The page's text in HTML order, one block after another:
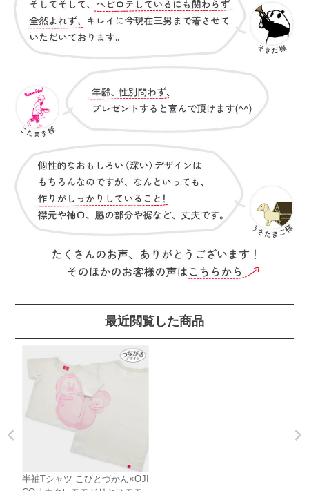
最近閲覧した商品
半袖Tシャツ こびとづかん×OJI